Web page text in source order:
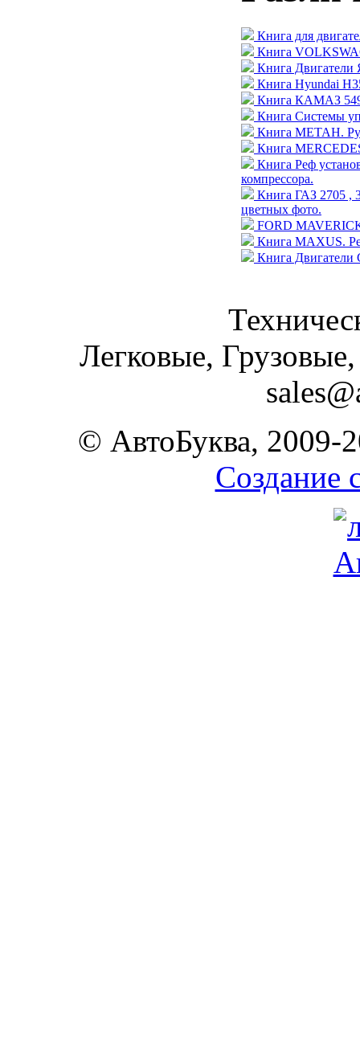
Книга для
Книга
Книга
Книга Hyundai
Книга КАМАЗ
Книга Системы
Книга МЕТАН.
Книга
Книга Реф
компрессора.
Книга ГАЗ 2705 ,
цветных фото.
FORD
Книга MAXUS.
Книга Двигатели
Легковые,
© АвтоБуква, 2009-
Создание